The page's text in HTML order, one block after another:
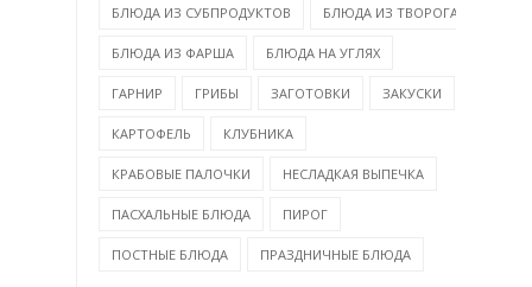
БЛЮДА ИЗ СУБПРОДУКТОВ БЛЮДА ИЗ ТВОРОГА
БЛЮДА ИЗ ФАРША БЛЮДА НА УГЛЯХ
ГАРНИР ГРИБЫ ЗАГОТОВКИ ЗАКУСКИ
КАРТОФЕЛЬ КЛУБНИКА
КРАБОВЫЕ ПАЛОЧКИ НЕСЛАДКАЯ ВЫПЕЧКА
ПАСХАЛЬНЫЕ БЛЮДА ПИРОГ
ПОСТНЫЕ БЛЮДА ПРАЗДНИЧНЫЕ БЛЮДА